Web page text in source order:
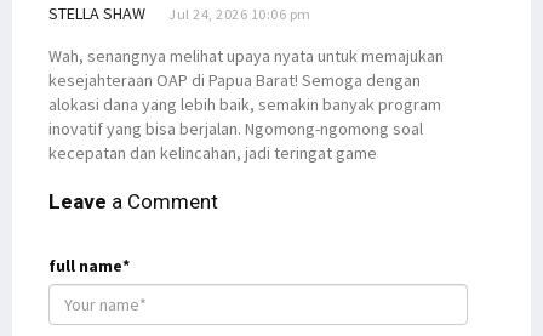
STELLA SHAW Jul 24, 2026 10:06 pm
Wah, senangnya melihat upaya nyata untuk memajukan
kesejahteraan OAP di Papua Barat! Semoga dengan
alokasi dana yang lebih baik, semakin banyak program
inovatif yang bisa berjalan. Ngomong-ngomong soal
kecepatan dan kelincahan, jadi teringat game
Leave a Comment
full name*